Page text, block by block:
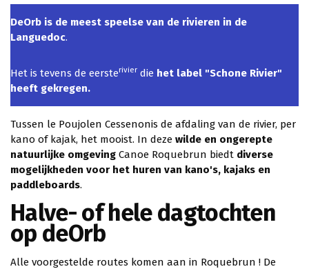
DeOrb is de meest speelse van de rivieren in de
Languedoc.
Het is tevens de eersterivier die het label "Schone Rivier"
heeft gekregen.
Tussen le Poujolen Cessenonis de afdaling van de rivier, per
kano of kajak, het mooist. In deze wilde en ongerepte
natuurlijke omgeving Canoe Roquebrun biedt diverse
mogelijkheden voor het huren van kano's, kajaks en
paddleboards.
Halve- of hele dagtochten
op deOrb
Alle voorgestelde routes komen aan in Roquebrun ! De